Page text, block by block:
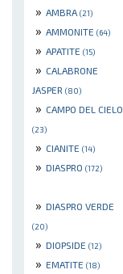
» AMBRA (21)
» AMMONITE (64)
» APATITE (15)
» CALABRONE
JASPER (80)
» CAMPO DEL CIELO
(23)
» CIANITE (14)
» DIASPRO (172)
» DIASPRO VERDE
(20)
» DIOPSIDE (12)
» EMATITE (18)